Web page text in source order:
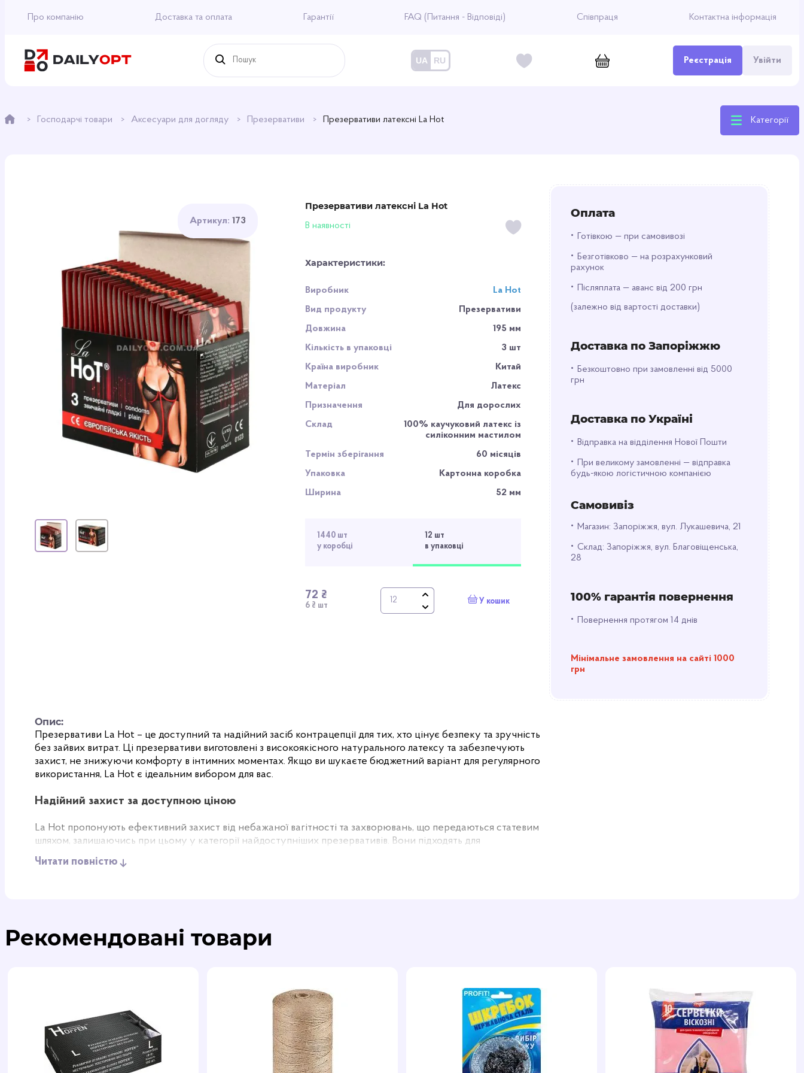
Про компанію Доставка та оплата Гарантії FAQ (Питання - Відповіді) Співпраця Контактна інформація
UA RU Реєстрація Увійти
Господарчі товари Аксесуари для догляду Презервативи Презервативи латексні La Hot Категорії
Артикул: 173
Презервативи латексні La Hot
В наявності
Характеристики:
Виробник
La Hot
Вид продукту
Презервативи
Довжина
195 мм
Кількість в упаковці
3 шт
Країна виробник
Китай
Матеріал
Латекс
Призначення
Для дорослих
Склад
100% каучуковий латекс із
силіконним мастилом
Термін зберігання
60 місяців
Упаковка
Картонна коробка
Ширина
52 мм
1440 шт
у коробці
12 шт
в упаковці
72 ₴
6 ₴ шт У кошик
Оплата
• Готівкою — при самовивозі
• Безготівково — на розрахунковий
рахунок
•
Післяплата — аванс від 200 грн
(залежно від вартості доставки)
Доставка по Запоріжжю
• Безкоштовно при замовленні від 5000
грн
Доставка по Україні
• Відправка на відділення Нової Пошти
•
При великому замовленні — відправка
будь-якою логістичною компанією
Самовивіз
• Магазин: Запоріжжя, вул. Лукашевича, 21
• Склад: Запоріжжя, вул. Благовіщенська,
28
100% гарантія повернення
• Повернення протягом 14 днів
Мінімальне замовлення на сайті 1000
грн
Опис:
Презервативи La Hot – це доступний та надійний засіб контрацепції для тих, хто цінує безпеку та зручність
без зайвих витрат. Ці презервативи виготовлені з високоякісного натурального латексу та забезпечують
захист, не знижуючи комфорту в інтимних моментах. Якщо ви шукаєте бюджетний варіант для регулярного
використання, La Hot є ідеальним вибором для вас.
Надійний захист за доступною ціною
La Hot пропонують ефективний захист від небажаної вагітності та захворювань, що передаються статевим
шляхом, залишаючись при цьому у категорії найдоступніших презервативів. Вони підходять для
повсякденного використання, дозволяючи вам завжди мати під рукою якісний продукт, який не вдарить по
гаманцю. Незважаючи на свою бюджетну вартість, La Hot не поступаються якістю дорожчим аналогам і
Презервативи La Hot мають стандартні розміри: довжина 195 мм та ширина 52 мм - вони підходять більшості
чоловіків та забезпечують комфортну посадку без зайвого тиску. Латекс, з якого виготовлені презервативи,
Крім того, презервативи La Hot оснащені силіконовим мастилом, що забезпечує м'яке та гладке ковзання,
мінімізуючи тертя та дискомфорт. Ви зможете насолоджуватися процесом, не відволікаючись на сторонні
відчуття, і бути впевненими у своєму захисті.
Довговічність та якість
Читати повністю
Рекомендовані товари